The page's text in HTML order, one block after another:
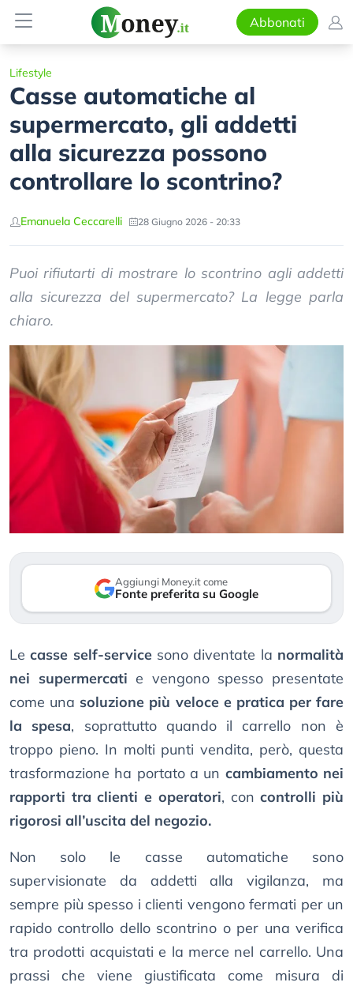
Abbonati
Lifestyle
Casse automatiche al
supermercato, gli addetti
alla sicurezza possono
controllare lo scontrino?
Emanuela Ceccarelli 28 Giugno 2026 - 20:33
Puoi rifiutarti di mostrare lo scontrino agli addetti
alla sicurezza del supermercato? La legge parla
chiaro.
Aggiungi Money.it come
Fonte preferita su Google
Lecasse self-servicesono diventate la normalità
nei supermercati e vengono spesso presentate
come una soluzione più veloce e pratica per fare
la spesa, soprattutto quando il carrello non è
troppo pieno. In molti punti vendita, però, questa
trasformazione ha portato a un cambiamento nei
rapporti tra clienti e operatori, concontrolli più
rigorosi all’uscita del negozio.
Non solo le casse automatiche sono
supervisionate da addetti alla vigilanza, ma
sempre più spesso i clienti vengono fermati per un
rapido controllo dello scontrino o per una verifica
tra prodotti acquistati e la merce nel carrello. Una
prassi che viene giustificata come misura di